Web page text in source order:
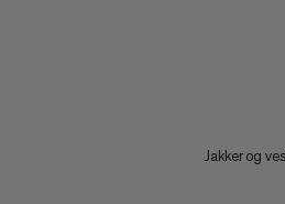
Jakker og